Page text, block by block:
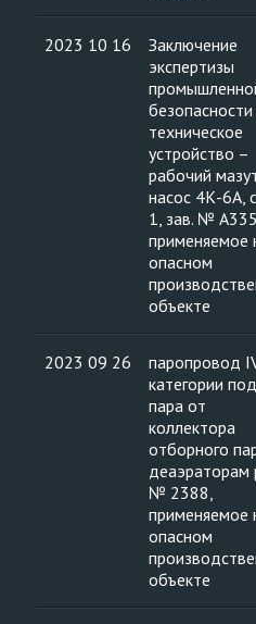
2023 10 16
Заключение
экспертизы
техническое
устройство –
рабочий
насос 4К-6А,
1, зав. №
применяемое
опасном
объекте
2023 09 26
паропровод
категории
пара от
коллектора
отборного
деаэраторам
№ 2388,
применяемое
опасном
объекте